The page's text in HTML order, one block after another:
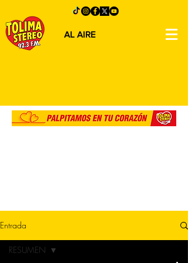
AL AIRE
Entrada
RESUMEN